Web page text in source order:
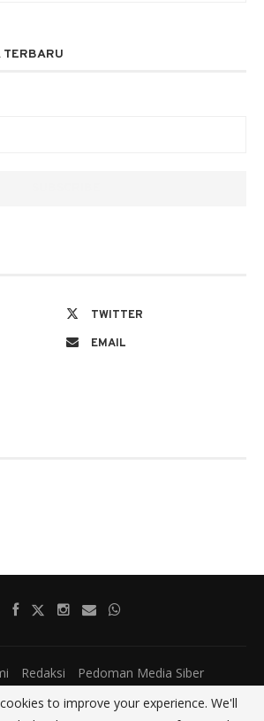
TERBARU
TWITTER
EMAIL
Redaksi Pedoman Media Siber
Right Reserved.SatumenitNews
to improve your experience. We'll